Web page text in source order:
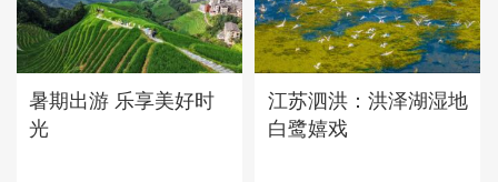
暑期出游 乐享美好时
光
江苏泗洪：洪泽湖湿地
白鹭嬉戏